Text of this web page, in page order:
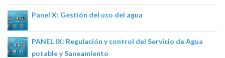
Panel X: Gestión del uso del agua
PANEL IX: Regulación y control del Servicio de Agua
potable y Saneamiento